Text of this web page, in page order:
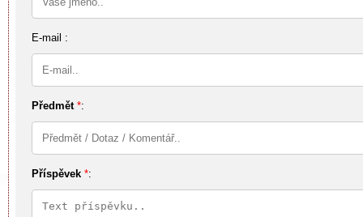
E-mail :
Předmět *:
Příspěvek *: